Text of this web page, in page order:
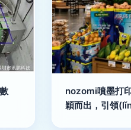
nozomi噴墨打
穎而出，引領